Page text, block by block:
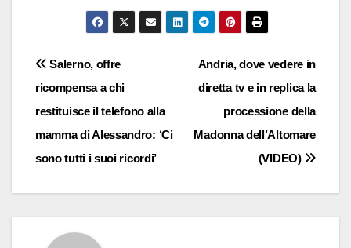
Navigazione
articoli
Andria, dove vedere in
diretta tv e in replica la
processione della
Madonna dell’Altomare
(VIDEO)
Salerno, offre
ricompensa a chi
restituisce il telefono alla
mamma di Alessandro: ‘Ci
sono tutti i suoi ricordi’